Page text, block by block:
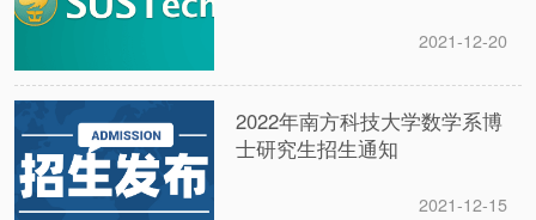
2021-12-20
2022年南方科技大学数学系博
士研究生招生通知
2021-12-15